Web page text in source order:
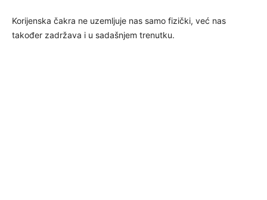
Korijenska čakra ne uzemljuje nas samo fizički, već nas
također zadržava i u sadašnjem trenutku.